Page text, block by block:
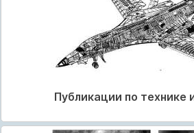
Публикации по технике